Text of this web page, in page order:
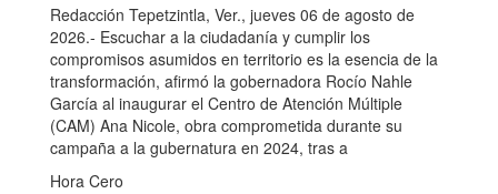
Redacción Tepetzintla, Ver., jueves 06 de agosto de
2026.- Escuchar a la ciudadanía y cumplir los
compromisos asumidos en territorio es la esencia de la
transformación, afirmó la gobernadora Rocío Nahle
García al inaugurar el Centro de Atención Múltiple
(CAM) Ana Nicole, obra comprometida durante su
campaña a la gubernatura en 2024, tras a
Hora Cero